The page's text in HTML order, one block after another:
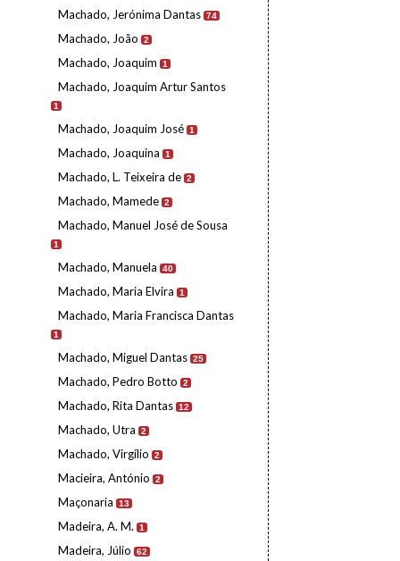
Machado, Jerónima Dantas 74
Machado, João 2
Machado, Joaquim 1
Machado, Joaquim Artur Santos
1
Machado, Joaquim José 1
Machado, Joaquina 1
Machado, L. Teixeira de 2
Machado, Mamede 2
Machado, Manuel José de Sousa
1
Machado, Manuela 40
Machado, Maria Elvira 1
Machado, Maria Francisca Dantas
1
Machado, Miguel Dantas 25
Machado, Pedro Botto 2
Machado, Rita Dantas 12
Machado, Utra 2
Machado, Virgílio 2
Macieira, António 2
Maçonaria 13
Madeira, A. M. 1
Madeira, Júlio 62